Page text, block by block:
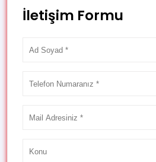
İletişim Formu